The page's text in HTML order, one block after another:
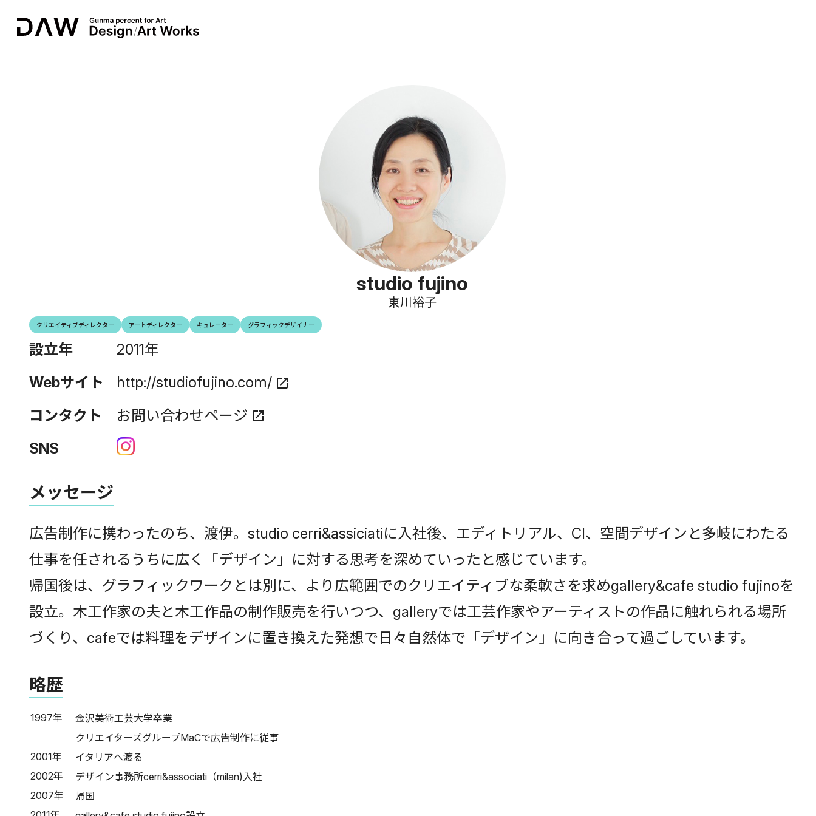
studio fujino
東川裕子
クリエイティブディレクター アートディレクター キュレーター グラフィックデザイナー
設立年
2011年
Webサイト
http://studiofujino.com/ open_in_new
コンタクト お問い合わせページ open_in_new
SNS
メッセージ
広告制作に携わったのち、渡伊。studio cerri&assiciatiに入社後、エディトリアル、CI、空間デザインと多岐にわたる
仕事を任されるうちに広く「デザイン」に対する思考を深めていったと感じています。
帰国後は、グラフィックワークとは別に、より広範囲でのクリエイティブな柔軟さを求めgallery&cafe studio fujinoを
設立。木工作家の夫と木工作品の制作販売を行いつつ、galleryでは工芸作家やアーティストの作品に触れられる場所
づくり、cafeでは料理をデザインに置き換えた発想で日々自然体で「デザイン」に向き合って過ごしています。
略歴
1997年
金沢美術工芸大学卒業
クリエイターズグループMaCで広告制作に従事
2001年
イタリアへ渡る
2002年
デザイン事務所cerri&associati（milan)入社
2007年
帰国